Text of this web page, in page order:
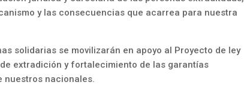
y las consecuencias que acarrea para nuestra
solidarias se movilizarán en apoyo al Proyecto de ley
extradición y fortalecimiento de las garantías
nuestros nacionales.